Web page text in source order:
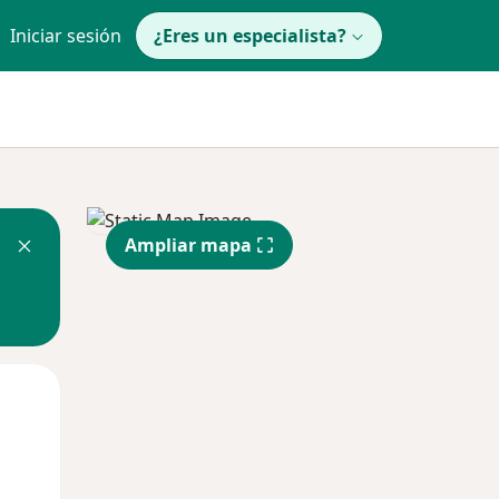
Iniciar sesión ¿Eres un especialista?
Ampliar mapa